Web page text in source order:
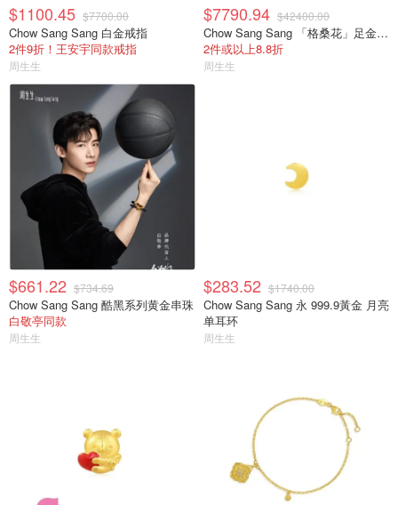
$1100.45 $7700.00
Chow Sang Sang 白金戒指
2件9折！王安宇同款戒指
周生生
$7790.94 $42400.00
Chow Sang Sang 「格桑花」足金鑽石手鐲
2件或以上8.8折
周生生
$661.22 $734.69
Chow Sang Sang 酷黑系列黄金串珠
白敬亭同款
周生生
$283.52 $1740.00
Chow Sang Sang 永 999.9黃金 月亮
单耳环
周生生